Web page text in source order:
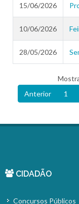
15/06/2026
10/06/2026
28/05/2026
Anterior
1
CIDADÃO
Concursos Públicos